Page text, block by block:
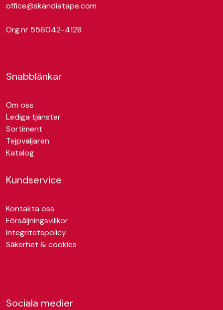
office@skandiatape.com
Org.nr 556042-4128
Snabblänkar
Om oss
Lediga tjänster
Sortiment
Tejpväljaren
Katalog
Kundservice
Kontakta oss
Försäljningsvillkor
Integritetspolicy
Säkerhet & cookies
Sociala medier